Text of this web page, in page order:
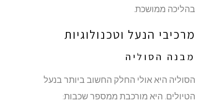
בהליכה ממושכת.
מרכיבי הנעל וטכנולוגיות
מבנה הסוליה
הסוליה היא אולי החלק החשוב ביותר בנעל
הטיולים. היא מורכבת ממספר שכבות: